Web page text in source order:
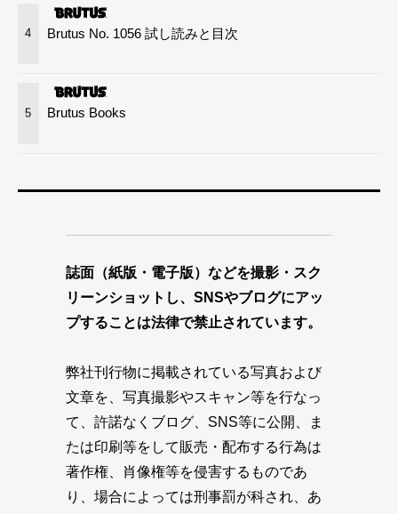
4 Brutus No. 1056 試し読みと目次
5 Brutus Books
誌面（紙版・電子版）などを撮影・スク
リーンショットし、SNSやブログにアッ
プすることは法律で禁止されています。
弊社刊行物に掲載されている写真および
文章を、写真撮影やスキャン等を行なっ
て、許諾なくブログ、SNS等に公開、ま
たは印刷等をして販売・配布する行為は
著作権、肖像権等を侵害するものであ
り、場合によっては刑事罰が科され、あ